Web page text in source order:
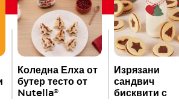
Коледна Елха от
бутер тесто от
Nutella®
Изрязани
сандвич
бисквити с